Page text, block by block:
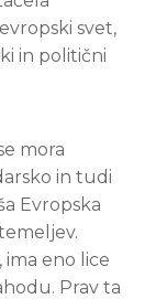
svet,
in politični
mora
in tudi
Evropska
ima eno lice
Prav ta